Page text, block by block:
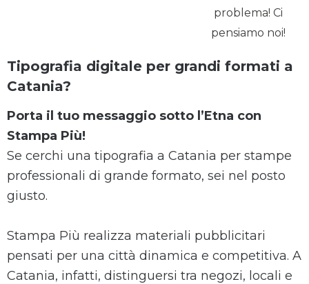
problema! Ci
pensiamo noi!
Tipografia digitale per grandi formati a
Catania?
Porta il tuo messaggio sotto l’Etna con
Stampa Più!
Se cerchi una tipografia a Catania per stampe
professionali di grande formato, sei nel posto
giusto.
Stampa Più realizza materiali pubblicitari
pensati per una città dinamica e competitiva. A
Catania, infatti, distinguersi tra negozi, locali e